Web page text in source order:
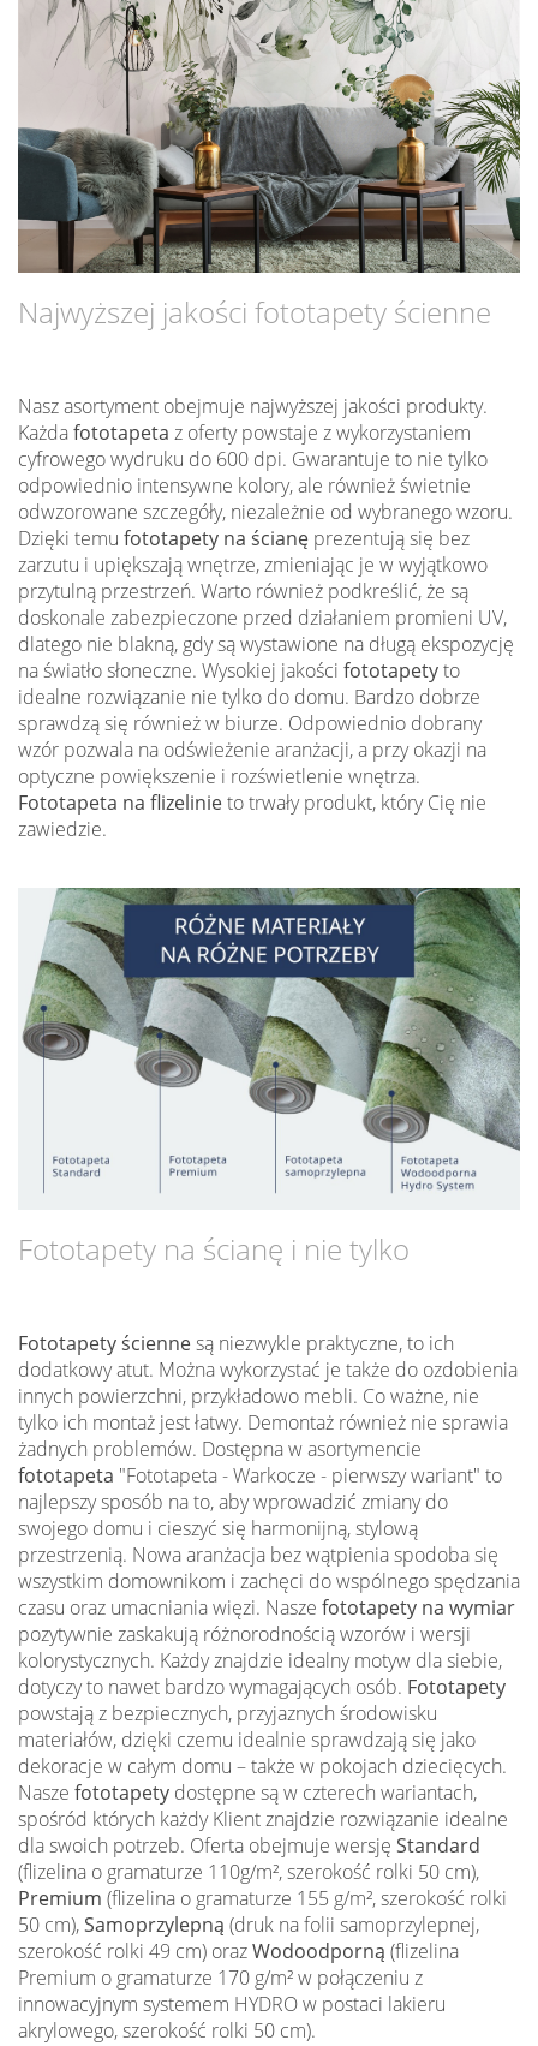
Najwyższej jakości fototapety ścienne
Nasz asortyment obejmuje najwyższej jakości produkty.
Każdafototapeta z oferty powstaje z wykorzystaniem
cyfrowego wydruku do 600 dpi. Gwarantuje to nie tylko
odpowiednio intensywne kolory, ale również świetnie
odwzorowane szczegóły, niezależnie od wybranego wzoru.
Dzięki temu fototapety na ścianę prezentują się bez
zarzutu i upiększają wnętrze, zmieniając je w wyjątkowo
przytulną przestrzeń. Warto również podkreślić, że są
doskonale zabezpieczone przed działaniem promieni UV,
dlatego nie blakną, gdy są wystawione na długą ekspozycję
na światło słoneczne. Wysokiej jakości fototapetyto
idealne rozwiązanie nie tylko do domu. Bardzo dobrze
sprawdzą się również w biurze. Odpowiednio dobrany
wzór pozwala na odświeżenie aranżacji, a przy okazji na
optyczne powiększenie i rozświetlenie wnętrza.
Fototapeta na flizelinieto trwały produkt, który Cię nie
zawiedzie.
Fototapety na ścianę i nie tylko
Fototapety ściennesą niezwykle praktyczne, to ich
dodatkowy atut. Można wykorzystać je także do ozdobienia
innych powierzchni, przykładowo mebli. Co ważne, nie
tylko ich montaż jest łatwy. Demontaż również nie sprawia
żadnych problemów. Dostępna w asortymencie
fototapeta "Fototapeta - Warkocze - pierwszy wariant" to
najlepszy sposób na to, aby wprowadzić zmiany do
swojego domu i cieszyć się harmonijną, stylową
przestrzenią. Nowa aranżacja bez wątpienia spodoba się
wszystkim domownikom i zachęci do wspólnego spędzania
czasu oraz umacniania więzi. Nasze fototapety na wymiar
pozytywnie zaskakują różnorodnością wzorów i wersji
kolorystycznych. Każdy znajdzie idealny motyw dla siebie,
dotyczy to nawet bardzo wymagających osób. Fototapety
powstają z bezpiecznych, przyjaznych środowisku
materiałów, dzięki czemu idealnie sprawdzają się jako
dekoracje w całym domu – także w pokojach dziecięcych.
Nasze fototapety dostępne są w czterech wariantach,
spośród których każdy Klient znajdzie rozwiązanie idealne
dla swoich potrzeb. Oferta obejmuje wersję Standard
(flizelina o gramaturze 110g/m², szerokość rolki 50 cm),
Premium (flizelina o gramaturze 155 g/m², szerokość rolki
50 cm),Samoprzylepną (druk na folii samoprzylepnej,
szerokość rolki 49 cm) orazWodoodporną (flizelina
Premium o gramaturze 170 g/m² w połączeniu z
innowacyjnym systemem HYDRO w postaci lakieru
akrylowego, szerokość rolki 50 cm).